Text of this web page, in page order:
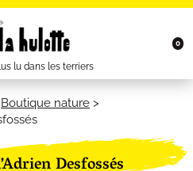
lu dans les terriers
0
Boutique nature >